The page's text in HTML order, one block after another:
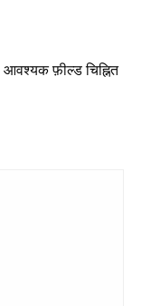
आवश्यक फ़ील्ड चिह्नित